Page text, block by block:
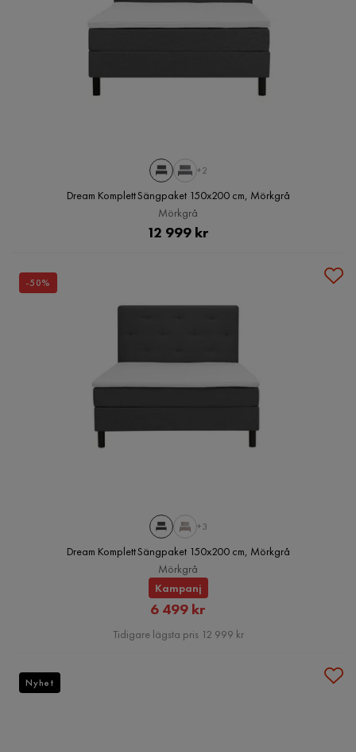
+2
Dream Komplett Sängpaket 150x200 cm, Mörkgrå
Mörkgrå
Pris
12 999 kr
+3
Dream Komplett Sängpaket 150x200 cm, Mörkgrå
Mörkgrå
Kampanj
Rabatterat
Pris
6 499 kr
Tidigare lägsta pris 12 999 kr
-50%
Nyhet